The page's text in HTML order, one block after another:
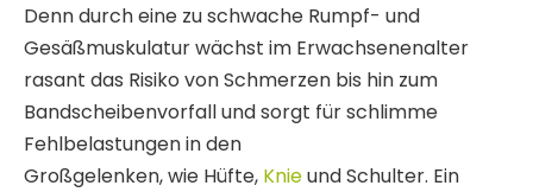
Denn durch eine zu schwache Rumpf- und
Gesäßmuskulatur wächst im Erwachsenenalter
rasant das Risiko von Schmerzen bis hin zum
Bandscheibenvorfall und sorgt für schlimme
Fehlbelastungen in den
Großgelenken, wie Hüfte, Knieund Schulter. Ein